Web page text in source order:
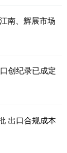
南、辉展市场
创纪录已成定
出口合规成本